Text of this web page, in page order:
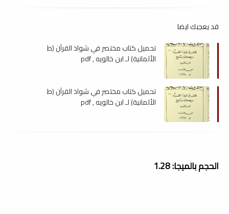
قد يعجبك ايضا
تحميل كتاب مختصر في شواذ القرآن (ط
الألمانية) لـ ابن خالويه , pdf
تحميل كتاب مختصر في شواذ القرآن (ط
الألمانية) لـ ابن خالويه , pdf
الحجم بالميجا: 1.28